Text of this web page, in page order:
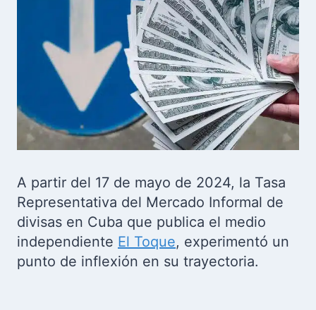
A partir del 17 de mayo de 2024, la Tasa
Representativa del Mercado Informal de
divisas en Cuba que publica el medio
independiente El Toque, experimentó un
punto de inflexión en su trayectoria.